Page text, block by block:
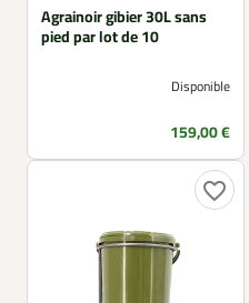
Agrainoir gibier 30L sans
pied par lot de 10
Disponible
Prix
159,00 €
favorite_border